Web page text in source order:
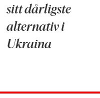
sitt dårligste
alternativ i
Ukraina